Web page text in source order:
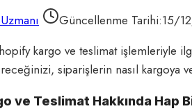
Güncellenme Tarihi:15/
kargo ve teslimat işlemleriyle
siparişlerin nasıl
ve Teslimat Hakkında Hap